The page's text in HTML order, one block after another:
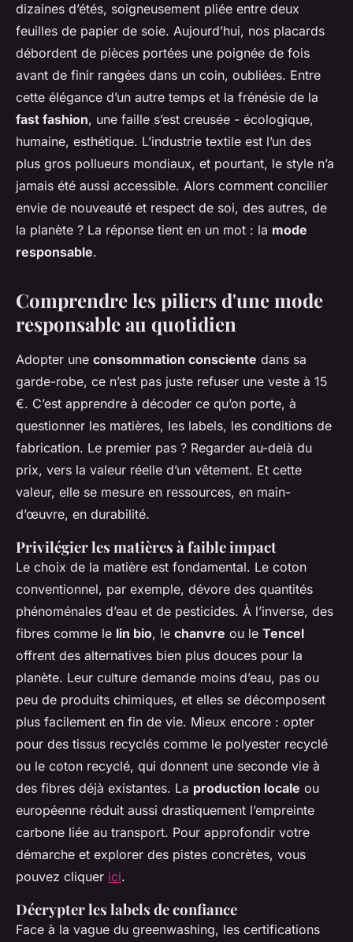
dizaines d’étés, soigneusement pliée entre deux
feuilles de papier de soie. Aujourd’hui, nos placards
débordent de pièces portées une poignée de fois
avant de finir rangées dans un coin, oubliées. Entre
cette élégance d’un autre temps et la frénésie de la
fast fashion, une faille s’est creusée - écologique,
humaine, esthétique. L’industrie textile est l’un des
plus gros pollueurs mondiaux, et pourtant, le style n’a
jamais été aussi accessible. Alors comment concilier
envie de nouveauté et respect de soi, des autres, de
la planète ? La réponse tient en un mot : la mode
responsable.
Comprendre les piliers d'une mode
responsable au quotidien
Adopter une consommation consciente dans sa
garde-robe, ce n’est pas juste refuser une veste à 15
€. C’est apprendre à décoder ce qu’on porte, à
questionner les matières, les labels, les conditions de
fabrication. Le premier pas ? Regarder au-delà du
prix, vers la valeur réelle d’un vêtement. Et cette
valeur, elle se mesure en ressources, en main-
d’œuvre, en durabilité.
Privilégier les matières à faible impact
Le choix de la matière est fondamental. Le coton
conventionnel, par exemple, dévore des quantités
phénoménales d’eau et de pesticides. À l’inverse, des
fibres comme le lin bio, le chanvre ou le Tencel
offrent des alternatives bien plus douces pour la
planète. Leur culture demande moins d’eau, pas ou
peu de produits chimiques, et elles se décomposent
plus facilement en fin de vie. Mieux encore : opter
pour des tissus recyclés comme le polyester recyclé
ou le coton recyclé, qui donnent une seconde vie à
des fibres déjà existantes. La production locale ou
européenne réduit aussi drastiquement l’empreinte
carbone liée au transport. Pour approfondir votre
démarche et explorer des pistes concrètes, vous
pouvez cliquer ici.
Décrypter les labels de confiance
Face à la vague du greenwashing, les certifications